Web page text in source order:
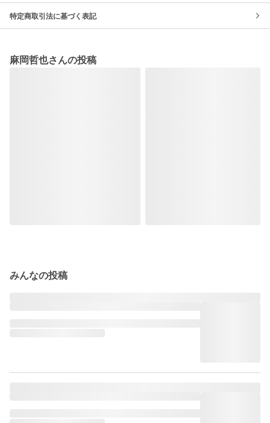
特定商取引法に基づく表記
麻岡哲也さんの投稿
みんなの投稿